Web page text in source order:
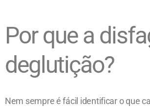
Por que a
deglutição?
Nem sempre é fácil identificar o que